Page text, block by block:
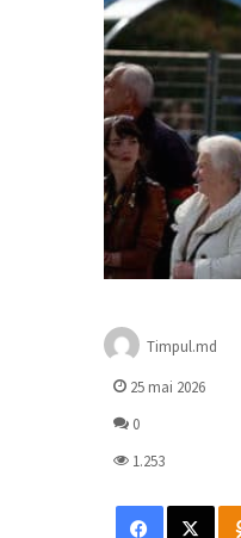
Timpul.md
25 mai 2026
0
1.253
Facebook
X